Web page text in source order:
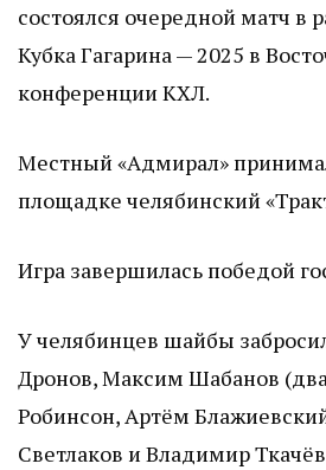
состоялся очередной матч в
Кубка Гагарина — 2025 в
конференции КХЛ.
Местный «Адмирал»
площадке челябинский
Игра завершилась победой
У челябинцев шайбы
Дронов, Максим Шабанов
Робинсон, Артём
Светлаков и Владимир